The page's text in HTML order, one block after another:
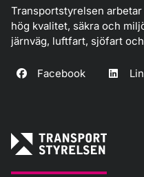
Transportstyrelsen
hög kvalitet, säkra och
järnväg, luftfart, sjöfart
Facebook